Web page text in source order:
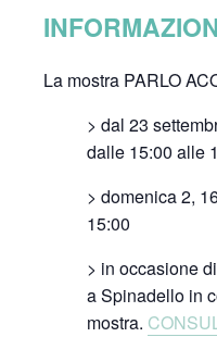
La mostra PARLO
> dal 23
dalle 15:00 alle
> domenica 2,
15:00
> in occasione
a Spinadello in
mostra.